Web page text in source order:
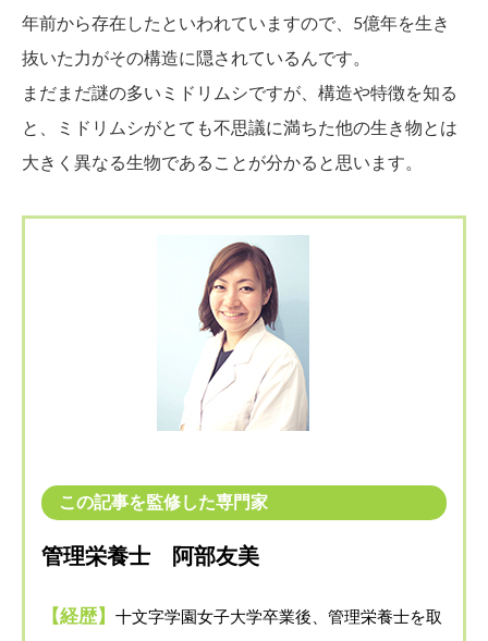
年前から存在したといわれていますので、5億年を生き
抜いた力がその構造に隠されているんです。
まだまだ謎の多いミドリムシですが、構造や特徴を知る
と、ミドリムシがとても不思議に満ちた他の生き物とは
大きく異なる生物であることが分かると思います。
この記事を監修した専門家
管理栄養士 阿部友美
【経歴】 十文字学園女子大学卒業後、管理栄養士を取